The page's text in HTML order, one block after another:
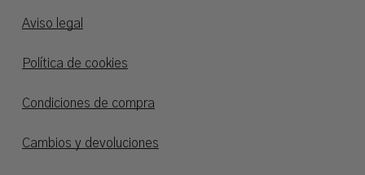
Aviso legal
Política de cookies
Condiciones de compra
Cambios y devoluciones